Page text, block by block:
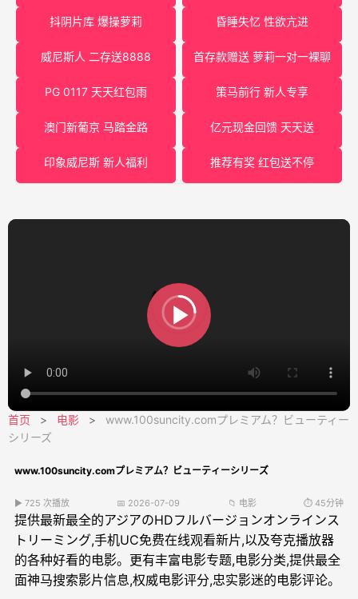
抖阴片库 爆操萝莉 昏睡失忆 性欲亢进
威尼斯人 二存送8888 首存款赠送 萝莉一对一裸聊
PG 0117 天天红包雨 策马前行 新人专享
澳门新葡京 马踏金路 亿元现金回馈 天天送
印象威尼斯 新人福利 推荐有奖 红包送不停
首页 > 电影 >
www.100suncity.comプレミアム？ビューティー
シリーズ
www.100suncity.comプレミアム？ビューティーシリーズ
▶ 725 次播放 📅 2026-07-09 📁 电影 ⏱️ 45分钟
提供最新最全的アジアのHDフルバージョンオンラインス
トリーミング,手机UC免费在线观看新片,以及夸克播放器
的各种好看的电影。更有丰富电影专题,电影分类,提供最全
面神马搜索影片信息,权威电影评分,忠实影迷的电影评论。